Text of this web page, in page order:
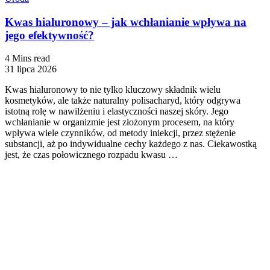
Kwas hialuronowy – jak wchłanianie wpływa na
jego efektywność?
4 Mins read
31 lipca 2026
Kwas hialuronowy to nie tylko kluczowy składnik wielu
kosmetyków, ale także naturalny polisacharyd, który odgrywa
istotną rolę w nawilżeniu i elastyczności naszej skóry. Jego
wchłanianie w organizmie jest złożonym procesem, na który
wpływa wiele czynników, od metody iniekcji, przez stężenie
substancji, aż po indywidualne cechy każdego z nas. Ciekawostką
jest, że czas połowicznego rozpadu kwasu …